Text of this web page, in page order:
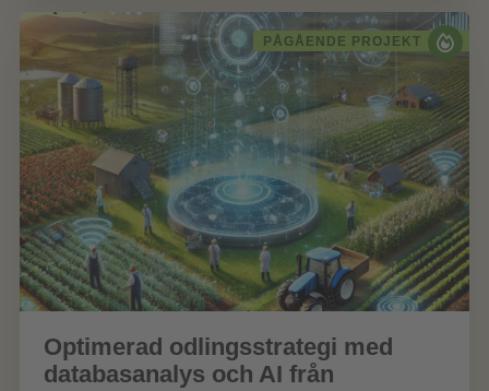
PÅGÅENDE PROJEKT
Optimerad odlingsstrategi med
databasanalys och AI från